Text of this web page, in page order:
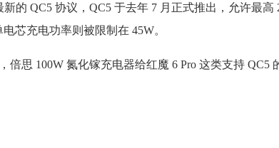
的 QC5 协议，QC5 于去年 7 月正式推出，允许最高
芯充电功率则被限制在 45W。
倍思 100W 氮化镓充电器给红魔 6 Pro 这类支持 QC5